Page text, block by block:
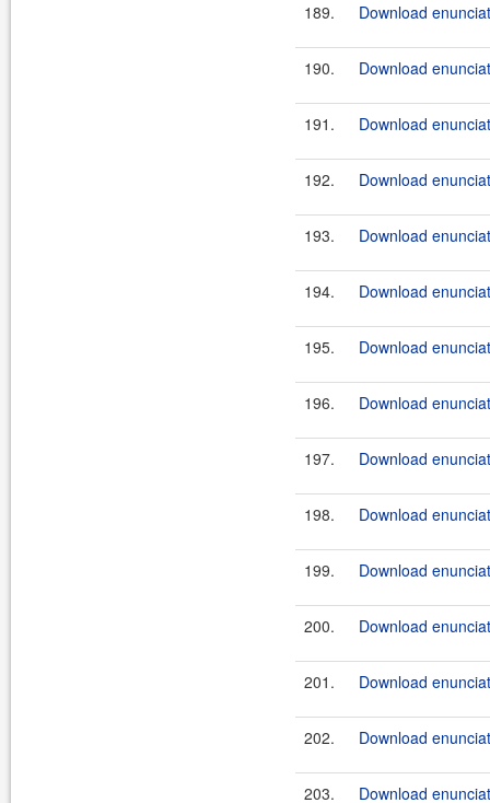
189. Download
190. Download
191. Download
192. Download
193. Download
194. Download
195. Download
196. Download
197. Download
198. Download
199. Download
200. Download
201. Download
202. Download
203. Download